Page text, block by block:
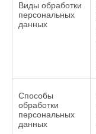
Виды обработки
персональных
данных
Способы
обработки
персональных
данных